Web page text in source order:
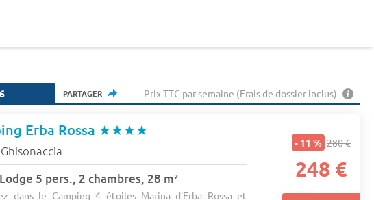
PARTAGER Prix TTC par semaine (Frais de dossier inclus)
Erba Rossa ★★★★
Ghisonaccia
5 pers., 2 chambres, 28 m²
dans le Camping 4 étoiles Marina d'Erba Rossa et
- 11 % 280 €
248 €